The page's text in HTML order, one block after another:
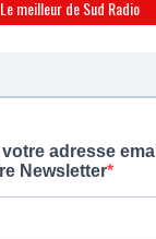
Le meilleur de Sud Radio